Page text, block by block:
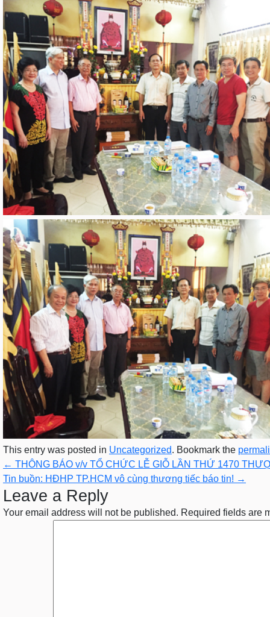
This entry was posted in Uncategorized. Bookmark the
← THÔNG BÁO v/v TỔ CHỨC LỄ GIỖ LẦN THỨ 1470
Tin buồn: HĐHP TP.HCM vô cùng thương tiếc báo tin! →
Leave a Reply
Your email address will not be published. Required fields are